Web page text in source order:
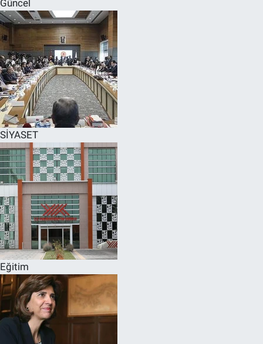
Güncel
SİYASET
Eğitim
SPOR
RESMİ İLANLAR